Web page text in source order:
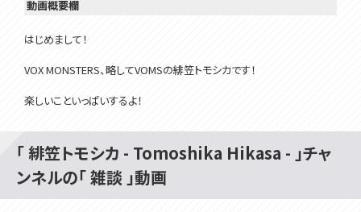
動画概要欄
はじめまして！
VOX MONSTERS、略してVOMSの緋笠トモシカです！
楽しいこといっぱいするよ！
▽チャンネル登録よろしくね
https://www.youtube.com/channel/UC3vzVK_N_SUVKqbX69L_X4
「 緋笠トモシカ - Tomoshika Hikasa - 」チャ
ンネルの「 雑談 」動画